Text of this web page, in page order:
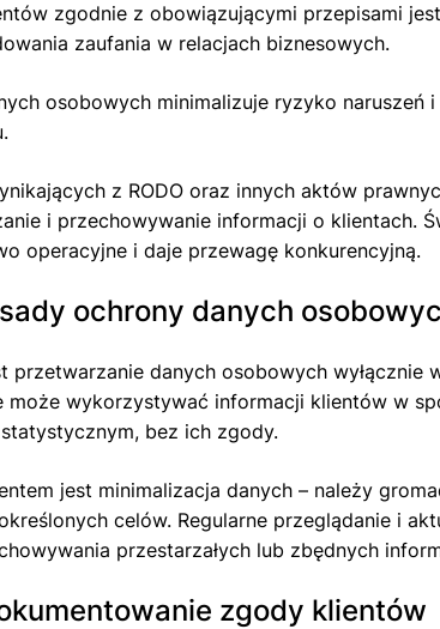
zgodnie z obowiązującymi przepisami
zaufania w relacjach biznesowych.
osobowych minimalizuje ryzyko naruszeń
z RODO oraz innych aktów
i przechowywanie informacji o klientach.
operacyjne i daje przewagę konkurencyjną.
ochrony danych
przetwarzanie danych osobowych wyłącznie
może wykorzystywać informacji klientów w
bez ich zgody.
jest minimalizacja danych – należy
celów. Regularne przeglądanie i
przestarzałych lub zbędnych
zgody klientów